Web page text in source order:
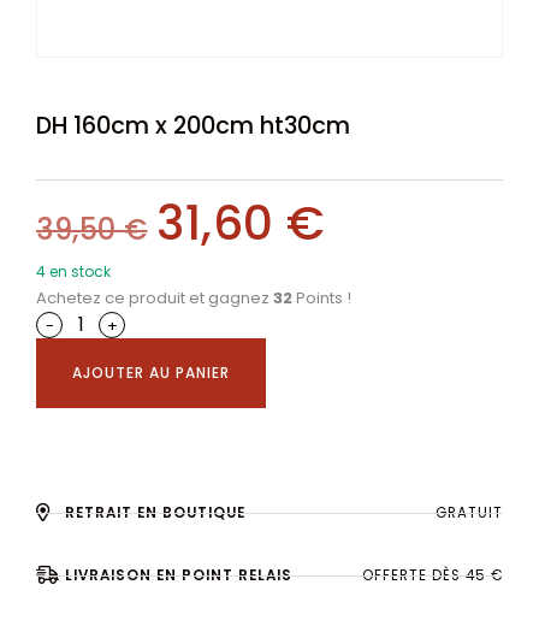
DH 160cm x 200cm ht30cm
39,50€ 31,60 €
4 en stock
Achetez ce produit et gagnez 32 Points !
-
+
AJOUTER AU PANIER
RETRAIT EN BOUTIQUE GRATUIT
LIVRAISON EN POINT RELAIS OFFERTE DÈS 45 €